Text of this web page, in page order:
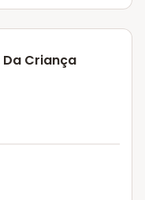
Da Criança